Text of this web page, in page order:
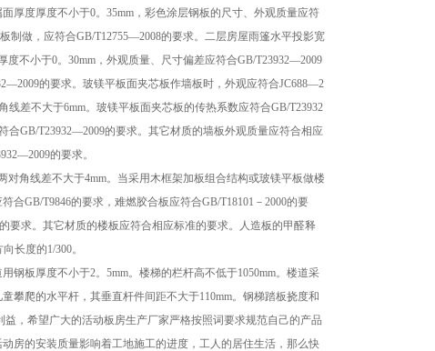
厚度厚度不小于0。35mm，彩色涂层钢板的尺寸、外观质量应符
制做，应符合GB/T12755—2008的要求。二层房屋雨篷水平投影宽
不小于0。30mm，外观质量、尺寸偏差应符合GB/T23932—2009
的要求。玻镁平板面夹芯板作墙板时，外观应符合JC688—2
差不大于6mm。玻镁平板面夹芯板的传热系数应符合GB/T23932
GB/T23932—2009的要求。其它材质的墙板外观质量应符合相应
的要求。
角线差不大于4mm。当采用木框架加板组合结构或玻镁平板做楼
合GB/T9846的要求，难燃胶合板应符合GB/T18101－2000的要
要求。其它材质的楼板应符合相应标准的要求。人造板的甲醛释
长度的1/300。
钢板厚度不小于2。5mm。楼梯的栏杆高不低于1050mm。楼道采
攀爬的水平杆，其垂直杆件间距不大于110mm。钢梯踏板挠度和
，希望广大的活动板房生产厂家严格按照词要求规范自己的产品
房的安装质量影响着工地施工的进度，工人的居住生活，那么快